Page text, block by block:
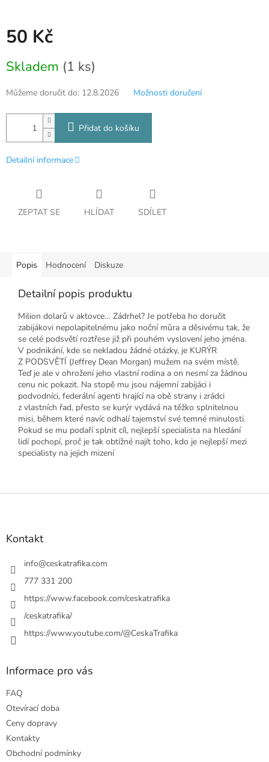
50 Kč
cena:
Skladem (1 ks)
Můžeme doručit do: 12.8.2026 Možnosti doručení
Přidat do košíku
Detailní informace
ZEPTAT SE HLÍDAT SDÍLET
Popis Hodnocení Diskuze
Detailní popis produktu
Milion dolarů v aktovce… Zádrhel? Je potřeba ho doručit
zabijákovi nepolapitelnému jako noční můra a děsivému tak, že
se celé podsvětí roztřese již při pouhém vyslovení jeho jména.
V podnikání, kde se nekladou žádné otázky, je KURÝR
Z PODSVĚTÍ (Jeffrey Dean Morgan) mužem na svém místě.
Teď je ale v ohrožení jeho vlastní rodina a on nesmí za žádnou
cenu nic pokazit. Na stopě mu jsou nájemní zabijáci i
podvodníci, federální agenti hrající na obě strany i zrádci
z vlastních řad, přesto se kurýr vydává na těžko splnitelnou
misi, během které navíc odhalí tajemství své temné minulosti.
Pokud se mu podaří splnit cíl, nejlepší specialista na hledání
lidí pochopí, proč je tak obtížné najít toho, kdo je nejlepší mezi
specialisty na jejich mizení
Z
Kontakt
info@ceskatrafika.com
777 331 200
https://www.facebook.com/ceskatrafika
/ceskatrafika/
https://www.youtube.com/@CeskaTrafika
Informace pro vás
FAQ
Otevírací doba
Ceny dopravy
Kontakty
Obchodní podmínky